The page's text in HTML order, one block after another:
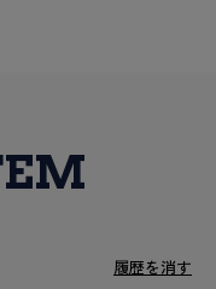
履歴を消す